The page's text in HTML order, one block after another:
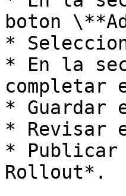
boton
*
* En la
completar
* Guardar
* Revisar
* Publicar
Rollout*.